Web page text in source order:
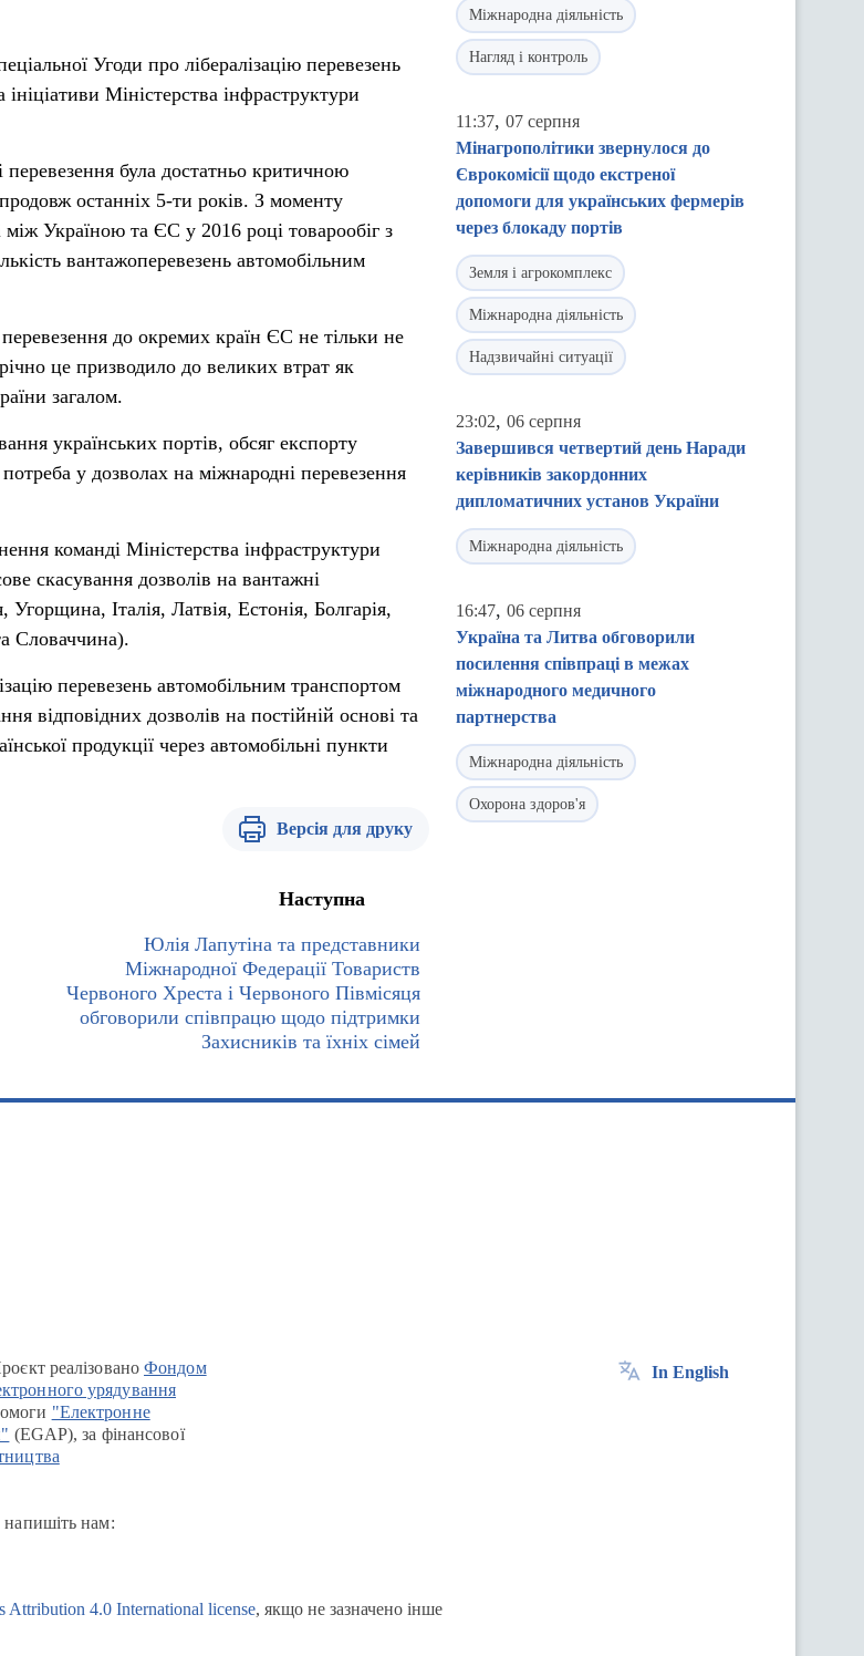
Угоди про лібералізацію перевезень
Міністерства інфраструктури
перевезення була достатньо критичною
останніх 5-ти років. З моменту
між Україною та ЄС у 2016 році товарообіг з
вантажоперевезень автомобільним
до окремих країн ЄС не тільки не
це призводило до великих втрат як
загалом.
українських портів, обсяг експорту
у дозволах на міжнародні перевезення
команді Міністерства інфраструктури
скасування дозволів на вантажні
Італія, Латвія, Естонія, Болгарія,
Словаччина).
перевезень автомобільним транспортом
відповідних дозволів на постійній основі та
продукції через автомобільні пункти
Версія для друку
Наступна
Юлія Лапутіна та представники
Міжнародної Федерації Товариств
Червоного Хреста і Червоного Півмісяця
обговорили співпрацю щодо підтримки
Захисників та їхніх сімей
Міжнародна діяльність
Нагляд і контроль
11:37, 07 серпня
Мінагрополітики звернулося до
Єврокомісії щодо екстреної
допомоги для українських фермерів
через блокаду портів
Земля і агрокомплекс
Міжнародна діяльність
Надзвичайні ситуації
23:02, 06 серпня
Завершився четвертий день Наради
керівників закордонних
дипломатичних установ України
Міжнародна діяльність
16:47, 06 серпня
Україна та Литва обговорили
посилення співпраці в межах
міжнародного медичного
партнерства
Міжнародна діяльність
Охорона здоров'я
реалізованоФондом
урядування
"Електронне
(EGAP), за фінансової
напишіть нам:
In English
Attribution 4.0 International license, якщо не зазначено інше